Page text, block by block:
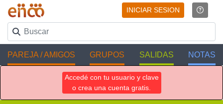
INICIAR SESION
PAREJA / AMIGOS GRUPOS SALIDAS NOTAS
Accedé con tu usuario y clave
o crea una cuenta gratis.